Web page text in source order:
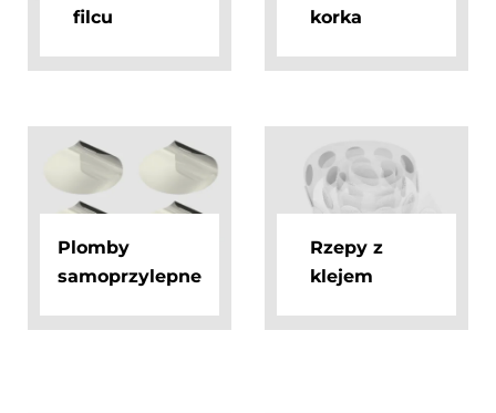
filcu
korka
Plomby
samoprzylepne
Rzepy z
klejem